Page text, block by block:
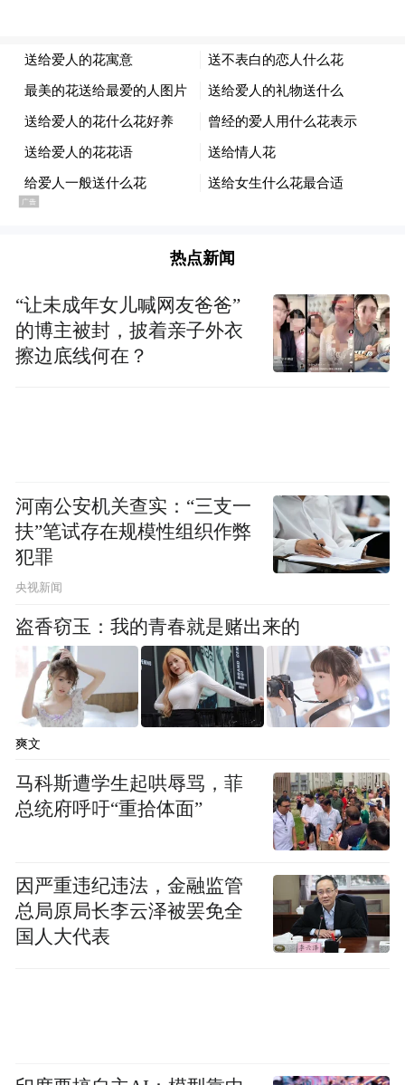
式，促进文化旅游消费；运用跨界融合的表
现手法，吸引市内外广大市民尤其是年轻人
的参与，探索推动宁波城市文化旅游融合发
展新路径；通过统一的视觉、味觉、听觉、
触觉系统，以大活动方式综合呈现宁波文旅
新内容，打造宁波文化旅游新品牌。
展示新宁波，引领夜间文旅新消费
为响应国务院发展假日和夜间经济的号召，
本次文化旅游生活节大力推进宁波市区夜间
文旅经济，以“月湖书香”音乐会、天一荟专
及天一国际艺术书市、“案上云烟”文人古玩
赏集、动漫快闪等多样化活动，鲜活展现文
化宁波的崭新风貌，推进宁波的夜间文旅消
费。
集合新业态，带来惠民便民新狂欢
热点新闻
“让未成年女儿喊网友爸爸”
的博主被封，披着亲子外衣
擦边底线何在？
河南公安机关查实：“三支一
扶”笔试存在规模性组织作弊
犯罪
央视新闻
盗香窃玉：我的青春就是赌出来的
爽文
马科斯遭学生起哄辱骂，菲
总统府呼吁“重拾体面”
因严重违纪违法，金融监管
总局原局长李云泽被罢免全
国人大代表